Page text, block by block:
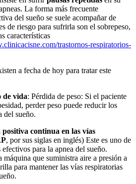
La forma más frecuente
del sueño se suele acompañar de
de riesgo para sufrirla son el sobrepeso,
características
trastornos-respiratorios-
a fecha de hoy para tratar este
de vida: Pérdida de peso: Si el paciente
perder peso puede reducir los
del sueño.
continua en las vías
, por sus siglas en inglés) Este es uno de
para la apnea del sueño.
máquina que suministra aire a presión a
para mantener las vías respiratorias